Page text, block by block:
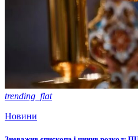
trending_flat
Новини